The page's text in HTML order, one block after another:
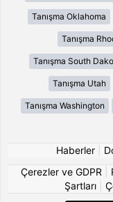
Tanışma Oklahoma
Tanışma
Tanışma South
Tanışma Utah
Tanışma Washington
Haberler
Çerezler ve GDPR
Şartları|